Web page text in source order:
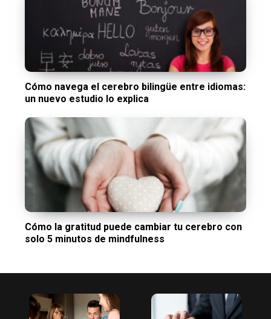
Cómo navega el cerebro bilingüe entre idiomas:
un nuevo estudio lo explica
Cómo la gratitud puede cambiar tu cerebro con
solo 5 minutos de mindfulness